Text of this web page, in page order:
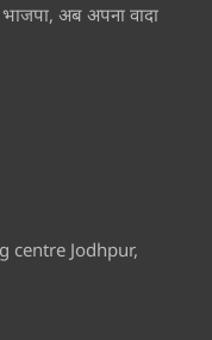
अब अपना वादा
centre Jodhpur,